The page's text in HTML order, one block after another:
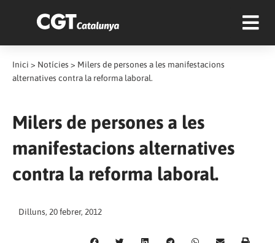
Inici > Notícies > Milers de persones a les manifestacions
alternatives contra la reforma laboral.
Milers de persones a les
manifestacions alternatives
contra la reforma laboral.
Dilluns, 20 febrer, 2012